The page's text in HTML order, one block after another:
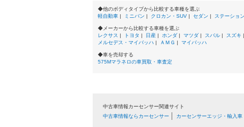
◆他のボディタイプから比較する車種を選ぶ
軽自動車 | ミニバン | クロカン・SUV | セダン | ステーショ
◆メーカーから比較する車種を選ぶ
レクサス | トヨタ | 日産 | ホンダ | マツダ | スバル | スズキ |
メルセデス・マイバッハ | ＡＭＧ | マイバッハ
◆車を売却する
575Mマラネロの車買取・車査定
中古車情報カーセンサー関連サイト
中古車情報ならカーセンサー
カーセンサーエッジ・輸入車